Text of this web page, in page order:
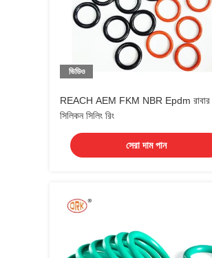
ভিডিও
REACH AEM FKM NBR Epdm রাবার
সিলিকন সিলিং রিং
সেরা দাম পান